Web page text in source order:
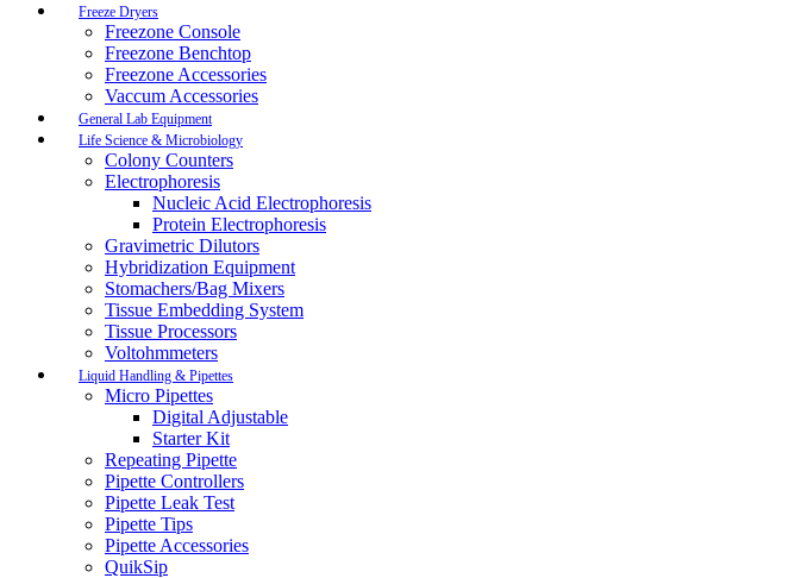
Freeze Dryers
Freezone Console
Freezone Benchtop
Freezone Accessories
Vaccum Accessories
General Lab Equipment
Life Science & Microbiology
Colony Counters
Electrophoresis
Nucleic Acid Electrophoresis
Protein Electrophoresis
Gravimetric Dilutors
Hybridization Equipment
Stomachers/Bag Mixers
Tissue Embedding System
Tissue Processors
Voltohmmeters
Liquid Handling & Pipettes
Micro Pipettes
Digital Adjustable
Starter Kit
Repeating Pipette
Pipette Controllers
Pipette Leak Test
Pipette Tips
Pipette Accessories
QuikSip